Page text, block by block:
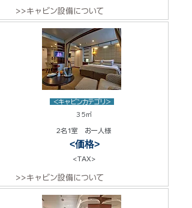
>>キャビン設備について
<キャビンカテゴリ>
35㎡
2名1室 お一人様
<価格>
<TAX>
>>キャビン設備について